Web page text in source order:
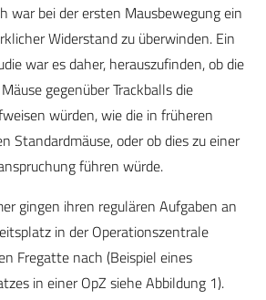
war bei der ersten Mausbewegung ein
Widerstand zu überwinden. Ein
war es daher, herauszufinden, ob die
gegenüber Trackballs die
würden, wie die in früheren
Standardmäuse, oder ob dies zu einer
führen würde.
gingen ihren regulären Aufgaben an
in der Operationszentrale
Fregatte nach (Beispiel eines
in einer OpZ siehe Abbildung 1).